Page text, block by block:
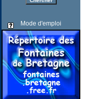
Mode d'emploi